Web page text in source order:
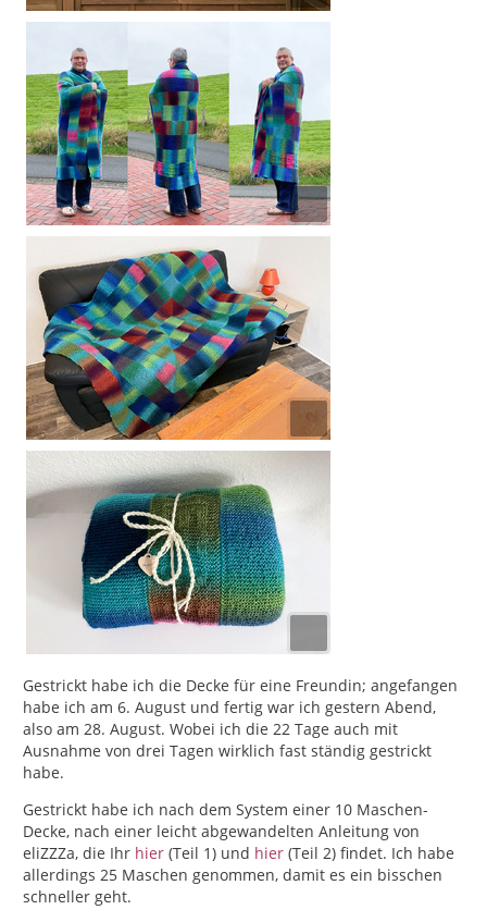
Gestrickt habe ich die Decke für eine Freundin; angefangen
habe ich am 6. August und fertig war ich gestern Abend,
also am 28. August. Wobei ich die 22 Tage auch mit
Ausnahme von drei Tagen wirklich fast ständig gestrickt
habe.
Gestrickt habe ich nach dem System einer 10 Maschen-
Decke, nach einer leicht abgewandelten Anleitung von
eliZZZa, die Ihr hier (Teil 1) und hier (Teil 2) findet. Ich habe
allerdings 25 Maschen genommen, damit es ein bisschen
schneller geht.